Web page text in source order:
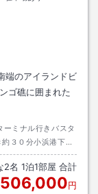
端のアイランドビ
ゴ礁に囲まれた
ミナル行きバスタ
３０分小浜港下船
2名 1泊1部屋 合計
506,000円